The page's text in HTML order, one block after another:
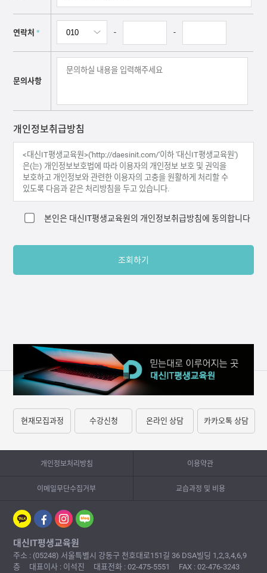
연락처 * - -
문의사항
개인정보취급방침
본인은 대신IT평생교육원의 개인정보취급방침에 동의합니다
조회하기
현재모집과정 수강신청 온라인 상담 카카오톡 상담
개인정보처리방침 이용약관
이메일무단수집거부 교습과정 및 비용
대신IT평생교육원
주소 : (05248) 서울특별시 강동구 천호대로151길 36 DSA빌딩 1,2,3,4,6,9
층
대표이사 : 이석진 대표전화 : 02-475-5551 FAX : 02-476-3243